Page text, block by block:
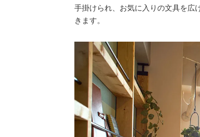
手掛けられ、お気に入りの文具を広
きます。